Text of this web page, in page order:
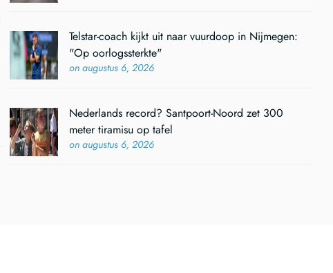
Telstar-coach kijkt uit naar vuurdoop in Nijmegen:
"Op oorlogssterkte"
on augustus 6, 2026
Nederlands record? Santpoort-Noord zet 300
meter tiramisu op tafel
on augustus 6, 2026